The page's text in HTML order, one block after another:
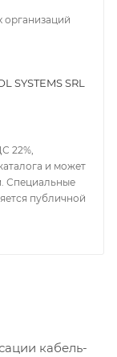
SYSTEMS SRL
22%,
и может
Специальные
публичной
кабель-